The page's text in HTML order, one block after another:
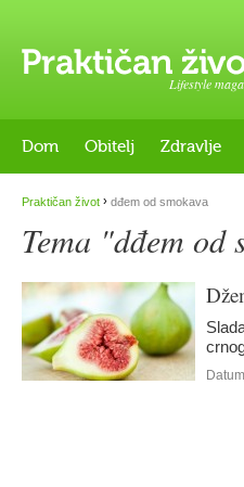
Lifestyle
Dom Obitelj Zdravlje
Praktičan život › dđem od smokava
Tema "dđem od